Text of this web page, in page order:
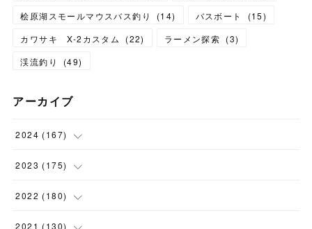
桧原湖スモールマウスバス釣り
(14) バスボート (15)
カワサキ X-2カスタム
(22) ラーメン探索 (3)
渓流釣り
(49)
アーカイブ
2024 (167)
(11)
(24)
(23)
2023 (175)
(12)
(18)
2022 (180)
(17)
2021 (130)